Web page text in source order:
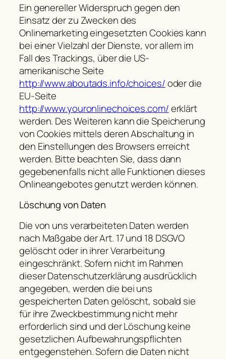
Ein genereller Widerspruch gegen den
Einsatz der zu Zwecken des
Onlinemarketing eingesetzten Cookies kann
bei einer Vielzahl der Dienste, vor allem im
Fall des Trackings, über die US-
amerikanische Seite
http://www.aboutads.info/choices/oder die
EU-Seite
http://www.youronlinechoices.com/erklärt
werden. Des Weiteren kann die Speicherung
von Cookies mittels deren Abschaltung in
den Einstellungen des Browsers erreicht
werden. Bitte beachten Sie, dass dann
gegebenenfalls nicht alle Funktionen dieses
Onlineangebotes genutzt werden können.
Löschung von Daten
Die von uns verarbeiteten Daten werden
nach Maßgabe der Art. 17 und 18 DSGVO
gelöscht oder in ihrer Verarbeitung
eingeschränkt. Sofern nicht im Rahmen
dieser Datenschutzerklärung ausdrücklich
angegeben, werden die bei uns
gespeicherten Daten gelöscht, sobald sie
für ihre Zweckbestimmung nicht mehr
erforderlich sind und der Löschung keine
gesetzlichen Aufbewahrungspflichten
entgegenstehen. Sofern die Daten nicht